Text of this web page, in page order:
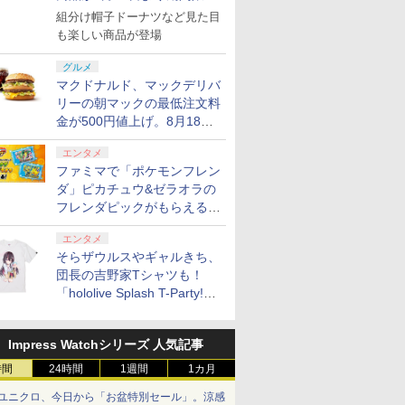
で発売
組分け帽子ドーナツなど見た目
も楽しい商品が登場
グルメ
マクドナルド、マックデリバ
リーの朝マックの最低注文料
金が500円値上げ。8月18日
より1,500円から受付
エンタメ
ファミマで「ポケモンフレン
ダ」ピカチュウ&ゼラオラの
フレンダピックがもらえるキ
ャンペーン開催！
エンタメ
そらザウルスやギャルきち、
団長の吉野家Tシャツも！
「hololive Splash T-Party!」
＆オンライン販売開始
Impress Watchシリーズ 人気記事
24時間 1週間 1カ月
ニクロ、今日から「お盆特別セール」。涼感